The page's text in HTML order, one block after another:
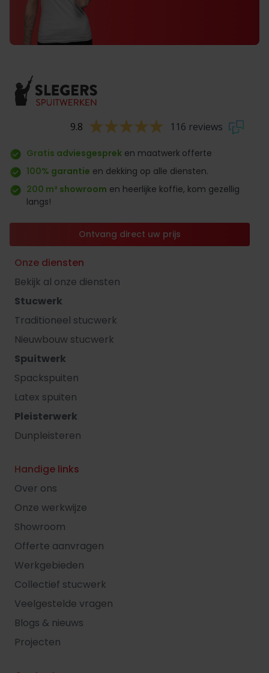
9.8 116 reviews
Gratis adviesgesprek en maatwerk offerte
100% garantie en dekking op alle diensten.
200 m² showroom en heerlijke koffie, kom gezellig
langs!
Ontvang direct uw prijs
Onze diensten
Bekijk al onze diensten
Stucwerk
Traditioneel stucwerk
Nieuwbouw stucwerk
Spuitwerk
Spackspuiten
Latex spuiten
Pleisterwerk
Dunpleisteren
Handige links
Over ons
Onze werkwijze
Showroom
Offerte aanvragen
Werkgebieden
Collectief stucwerk
Veelgestelde vragen
Blogs & nieuws
Projecten